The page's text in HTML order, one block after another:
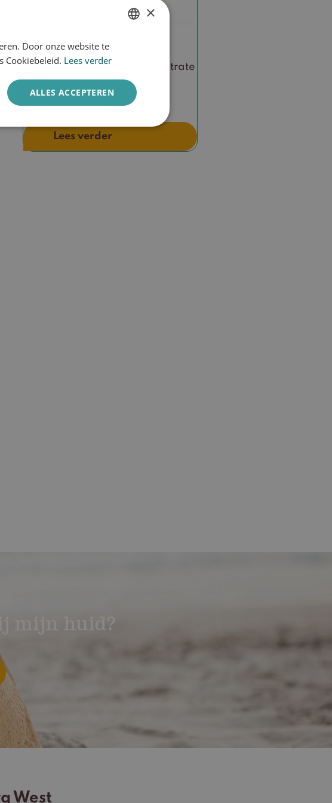
Endocare Radiance concentrate
– 15% vitamine C
Lees verder
mijn huid?
West
×
Door onze website te
Cookiebeleid. Lees verder
ALLES ACCEPTEREN